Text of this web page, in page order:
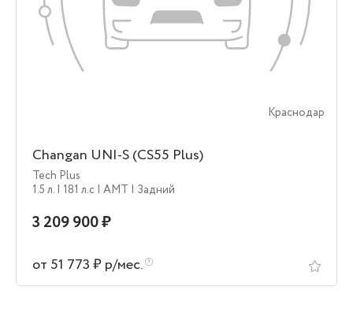
Краснодар
Changan UNI-S (CS55 Plus)
Tech Plus
1.5 л. | 181 л.c | AMT | Задний
3 209 900 ₽
от 51 773 ₽ р/мес.